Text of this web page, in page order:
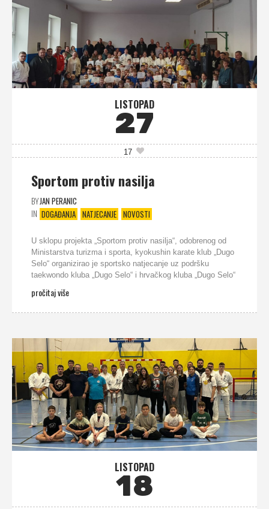
LISTOPAD
27
17
Sportom protiv nasilja
BYJAN PERANIC
IN DOGAĐANJA NATJECANJE NOVOSTI
U sklopu projekta „Sportom protiv nasilja“, odobrenog od
Ministarstva turizma i sporta, kyokushin karate klub „Dugo
Selo“ organizirao je sportsko natjecanje uz podršku
taekwondo kluba „Dugo Selo“ i hrvačkog kluba „Dugo Selo“
pročitaj više
LISTOPAD
18